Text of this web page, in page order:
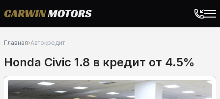
Главная›Автокредит
Honda Civic 1.8 в кредит от 4.5%